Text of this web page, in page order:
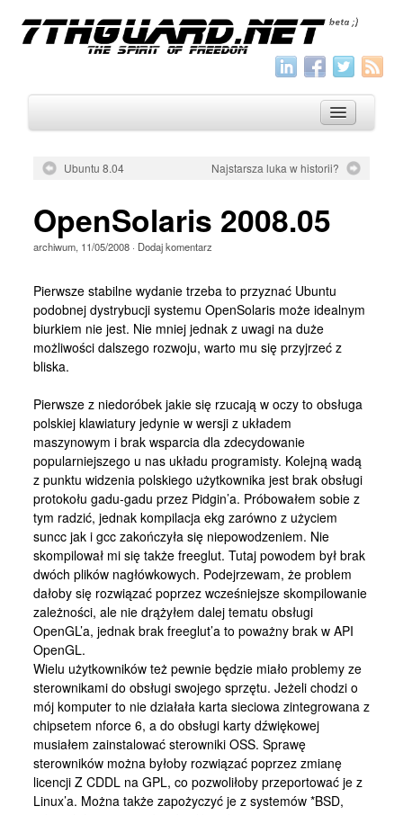
Archiwum
Wszystko
Aktualności
Artykuły
Krótkie
Kontakt
Ubuntu 8.04 Najstarsza luka w historii?
OpenSolaris 2008.05
archiwum, 11/05/2008· Dodaj komentarz
Pierwsze stabilne wydanie trzeba to przyznać Ubuntu
podobnej dystrybucji systemu OpenSolaris może idealnym
biurkiem nie jest. Nie mniej jednak z uwagi na duże
możliwości dalszego rozwoju, warto mu się przyjrzeć z
bliska.
Pierwsze z niedoróbek jakie się rzucają w oczy to obsługa
polskiej klawiatury jedynie w wersji z układem
maszynowym i brak wsparcia dla zdecydowanie
popularniejszego u nas układu programisty. Kolejną wadą
z punktu widzenia polskiego użytkownika jest brak obsługi
protokołu gadu-gadu przez Pidgin’a. Próbowałem sobie z
tym radzić, jednak kompilacja ekg zarówno z użyciem
suncc jak i gcc zakończyła się niepowodzeniem. Nie
skompilował mi się także freeglut. Tutaj powodem był brak
dwóch plików nagłówkowych. Podejrzewam, że problem
dałoby się rozwiązać poprzez wcześniejsze skompilowanie
zależności, ale nie drążyłem dalej tematu obsługi
OpenGL’a, jednak brak freeglut’a to poważny brak w API
OpenGL.
Wielu użytkowników też pewnie będzie miało problemy ze
sterownikami do obsługi swojego sprzętu. Jeżeli chodzi o
mój komputer to nie działała karta sieciowa zintegrowana z
chipsetem nforce 6, a do obsługi karty dźwiękowej
musiałem zainstalować sterowniki OSS. Sprawę
sterowników można byłoby rozwiązać poprzez zmianę
licencji Z CDDL na GPL, co pozwoliłoby przeportować je z
Linux’a. Można także zapożyczyć je z systemów *BSD,